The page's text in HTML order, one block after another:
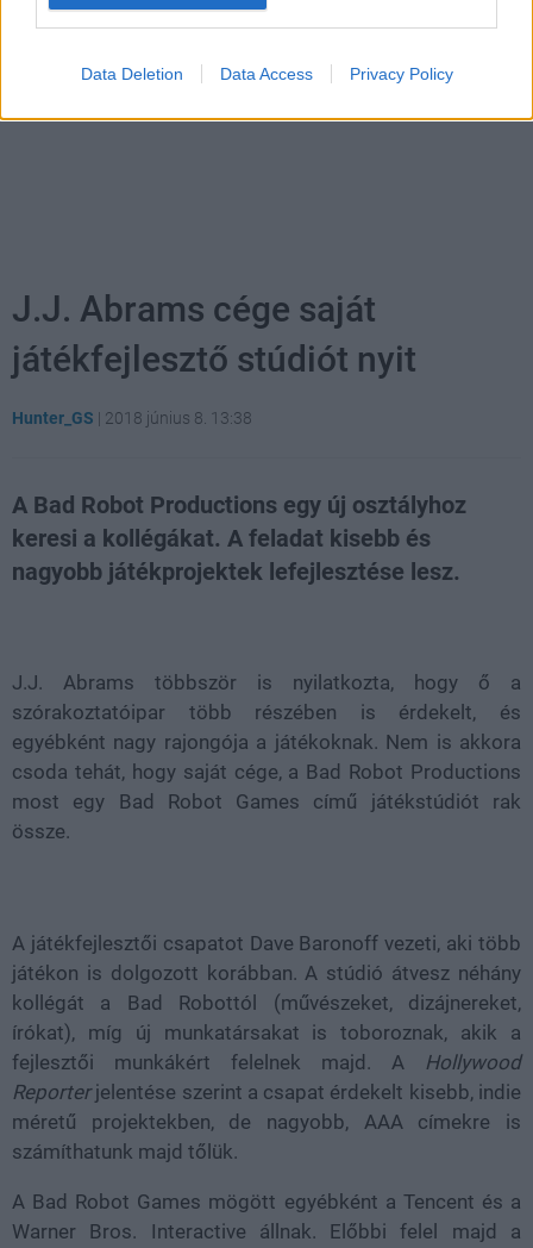
Data Deletion Data Access Privacy Policy
Címkék: #quentin tarantino #al pacino
#volt egyszer egy
hollywood
J.J. Abrams cége saját
játékfejlesztő stúdiót nyit
Hunter_GS | 2018 június 8. 13:38
A Bad Robot Productions egy új osztályhoz
keresi a kollégákat. A feladat kisebb és
nagyobb játékprojektek lefejlesztése lesz.
J.J. Abrams többször is nyilatkozta, hogy ő a
szórakoztatóipar több részében is érdekelt, és
egyébként nagy rajongója a játékoknak. Nem is akkora
csoda tehát, hogy saját cége, a Bad Robot Productions
most egy Bad Robot Games című játékstúdiót rak
össze.
A játékfejlesztői csapatot Dave Baronoff vezeti, aki több
játékon is dolgozott korábban. A stúdió átvesz néhány
kollégát a Bad Robottól (művészeket, dizájnereket,
írókat), míg új munkatársakat is toboroznak, akik a
fejlesztői munkákért felelnek majd. A Hollywood
Reporterjelentése szerint a csapat érdekelt kisebb, indie
méretű projektekben, de nagyobb, AAA címekre is
számíthatunk majd tőlük.
A Bad Robot Games mögött egyébként a Tencent és a
Warner Bros. Interactive állnak. Előbbi felel majd a